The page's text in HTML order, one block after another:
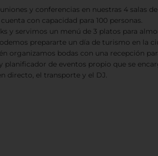
y conferencias en nuestras 4 salas de
con capacidad para 100 personas.
y servimos un menú de 3 platos para
prepararte un día de turismo en la
organizamos bodas con una recepción
de eventos propio que se
directo, el transporte y el DJ.